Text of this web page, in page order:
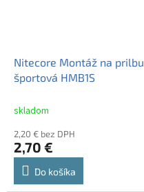
Nitecore Montáž na prilbu
športová HMB1S
skladom
2,20 € bez DPH
2,70 €
Do košíka